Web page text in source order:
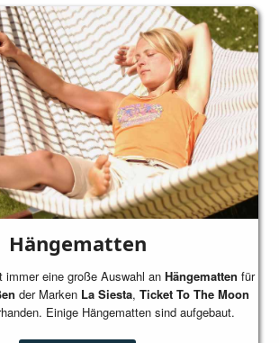
Hängematten
immer eine große Auswahl an Hängematten für
der Marken La Siesta, Ticket To The Moon
Einige Hängematten sind aufgebaut.